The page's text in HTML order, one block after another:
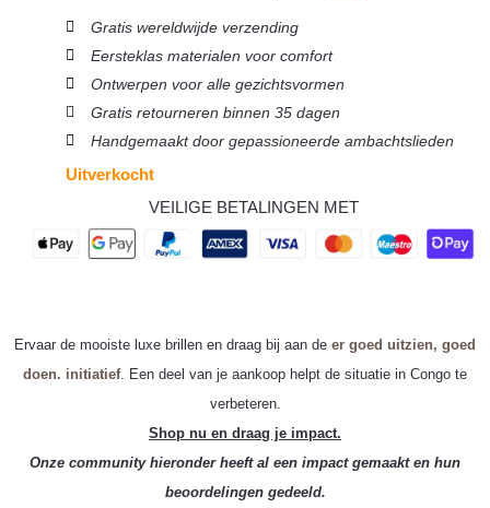
Gratis wereldwijde verzending
Eersteklas materialen voor comfort
Ontwerpen voor alle gezichtsvormen
Gratis retourneren binnen 35 dagen
Handgemaakt door gepassioneerde ambachtslieden
Uitverkocht
VEILIGE BETALINGEN MET
Ervaar de mooiste luxe brillen en draag bij aan de er goed uitzien, goed
doen. initiatief. Een deel van je aankoop helpt de situatie in Congo te
verbeteren.
Shop nu en draag je impact.
Onze community hieronder heeft al een impact gemaakt en hun
beoordelingen gedeeld.